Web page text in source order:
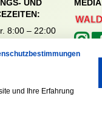
UND
8:00 – 22:00
9:00 – 19:00
MEDIA
und Ihre Erfahrung